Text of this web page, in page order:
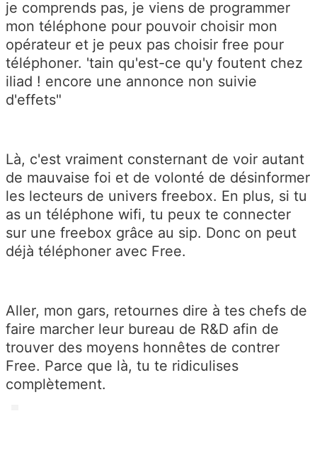
je comprends pas, je viens de programmer
mon téléphone pour pouvoir choisir mon
opérateur et je peux pas choisir free pour
téléphoner. 'tain qu'est-ce qu'y foutent chez
iliad ! encore une annonce non suivie
d'effets"
Là, c'est vraiment consternant de voir autant
de mauvaise foi et de volonté de désinformer
les lecteurs de univers freebox. En plus, si tu
as un téléphone wifi, tu peux te connecter
sur une freebox grâce au sip. Donc on peut
déjà téléphoner avec Free.
Aller, mon gars, retournes dire à tes chefs de
faire marcher leur bureau de R&D afin de
trouver des moyens honnêtes de contrer
Free. Parce que là, tu te ridiculises
complètement.